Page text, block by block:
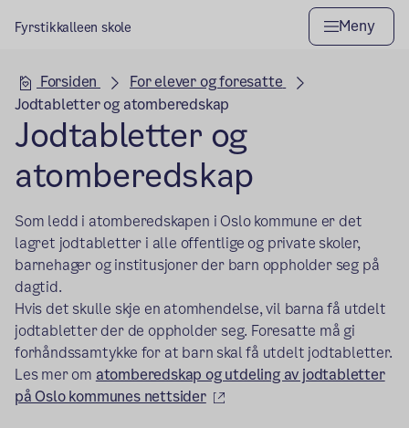
Fyrstikkalleen skole Meny
Hovedseksjon
Forsiden
For elever og foresatte
Jodtabletter og atomberedskap
Jodtabletter og
atomberedskap
Som ledd i atomberedskapen i Oslo kommune er det
lagret jodtabletter i alle offentlige og private skoler,
barnehager og institusjoner der barn oppholder seg på
dagtid.
Hvis det skulle skje en atomhendelse, vil barna få utdelt
jodtabletter der de oppholder seg. Foresatte må gi
forhåndssamtykke for at barn skal få utdelt jodtabletter.
Les mer om atomberedskap og utdeling av jodtabletter
på Oslo kommunes nettsider
(ekstern lenke)